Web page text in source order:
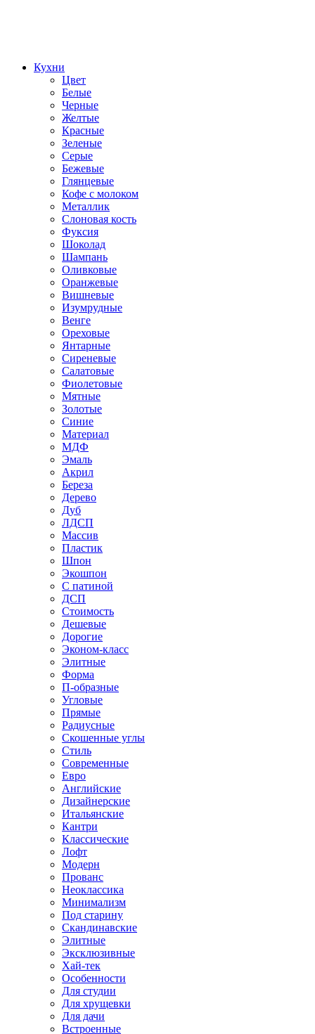
Кухни
Цвет
Белые
Черные
Желтые
Красные
Зеленые
Серые
Бежевые
Глянцевые
Кофе с молоком
Металлик
Слоновая кость
Фуксия
Шоколад
Шампань
Оливковые
Оранжевые
Вишневые
Изумрудные
Венге
Ореховые
Янтарные
Сиреневые
Салатовые
Фиолетовые
Мятные
Золотые
Синие
Материал
МДФ
Эмаль
Акрил
Береза
Дерево
Дуб
ЛДСП
Массив
Пластик
Шпон
Экошпон
С патиной
ДСП
Стоимость
Дешевые
Дорогие
Эконом-класс
Элитные
Форма
П-образные
Угловые
Прямые
Радиусные
Скошенные углы
Стиль
Современные
Евро
Английские
Дизайнерские
Итальянские
Кантри
Классические
Лофт
Модерн
Прованс
Неоклассика
Минимализм
Под старину
Скандинавские
Элитные
Эксклюзивные
Хай-тек
Особенности
Для студии
Для хрущевки
Для дачи
Встроенные